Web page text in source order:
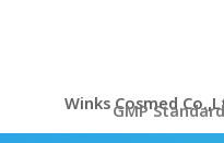
Winks Cosmed
GMP